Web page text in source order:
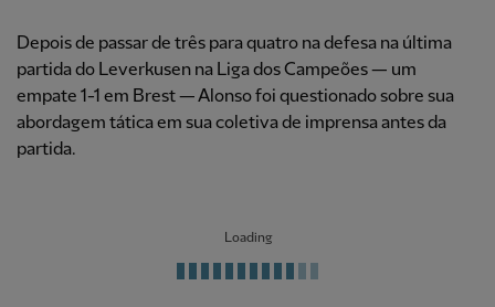
Depois de passar de três para quatro na defesa na última
partida do Leverkusen na Liga dos Campeões — um
empate 1-1 em Brest — Alonso foi questionado sobre sua
abordagem tática em sua coletiva de imprensa antes da
partida.
Loading